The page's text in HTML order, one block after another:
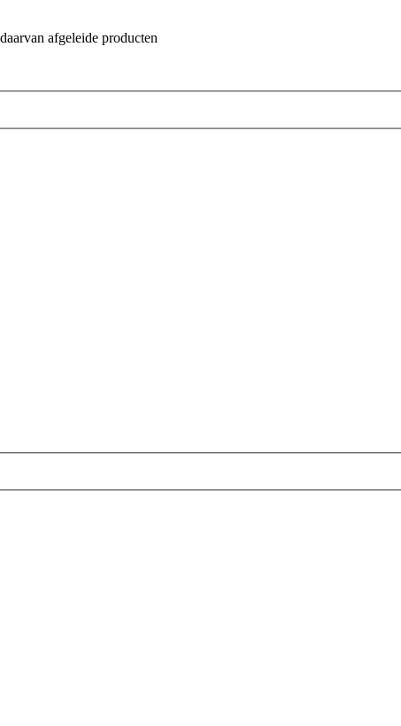
afgeleide producten